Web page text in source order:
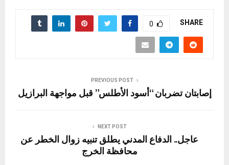
SHARE
0
PREVIOUS POST
إصابتان تضربان “أسود الأطلس” قبل مواجهة البرازيل
NEXT POST
عاجل.. الدفاع المدني يطلق تنبيه زوال الخطر عن
محافظة الخرج